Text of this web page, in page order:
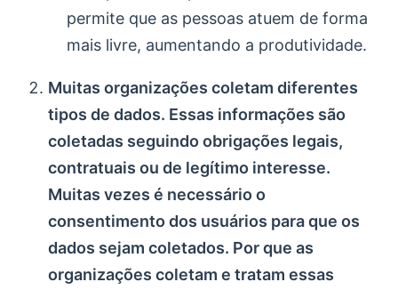
permite que as pessoas atuem de forma
mais livre, aumentando a produtividade.
Muitas organizações coletam diferentes
tipos de dados. Essas informações são
coletadas seguindo obrigações legais,
contratuais ou de legítimo interesse.
Muitas vezes é necessário o
consentimento dos usuários para que os
dados sejam coletados. Por que as
organizações coletam e tratam essas